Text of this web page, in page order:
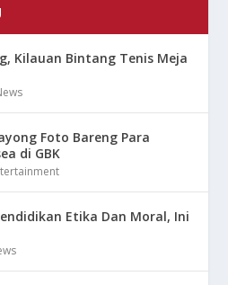
Kilauan Bintang Tenis Meja
Foto Bareng Para
di GBK
Etika Dan Moral, Ini